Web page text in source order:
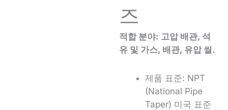
즈
적합 분야: 고압 배관, 석
유 및 가스, 배관, 유압 씰.
제품 표준: NPT
(National Pipe
Taper) 미국 표준